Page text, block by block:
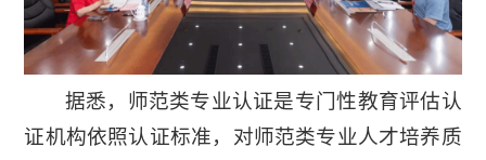
据悉，师范类专业认证是专门性教育评估认
证机构依照认证标准，对师范类专业人才培养质